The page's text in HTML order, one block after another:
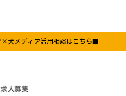
×犬メディア活用相談はこちら■
求人募集